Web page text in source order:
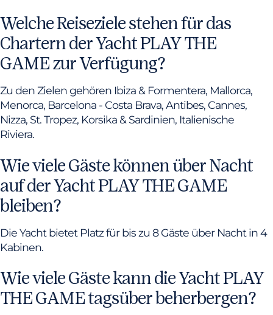
Welche Reiseziele stehen für das
Chartern der Yacht PLAY THE
GAME zur Verfügung?
Zu den Zielen gehören Ibiza & Formentera, Mallorca,
Menorca, Barcelona - Costa Brava, Antibes, Cannes,
Nizza, St. Tropez, Korsika & Sardinien, Italienische
Riviera.
Wie viele Gäste können über Nacht
auf der Yacht PLAY THE GAME
bleiben?
Die Yacht bietet Platz für bis zu 8 Gäste über Nacht in 4
Kabinen.
Wie viele Gäste kann die Yacht PLAY
THE GAME tagsüber beherbergen?